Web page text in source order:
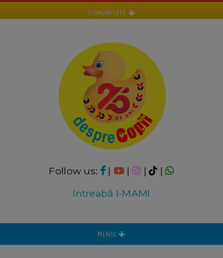
COMUNITATE
Follow us: | | |
|
Intreabă I-MAMI
MENIU